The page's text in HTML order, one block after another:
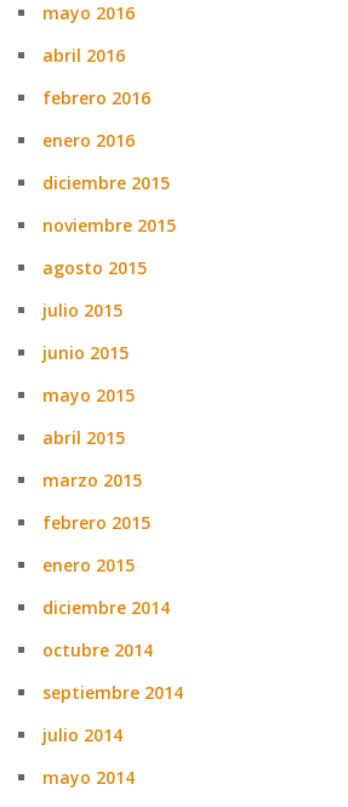
mayo 2016
abril 2016
febrero 2016
enero 2016
diciembre 2015
noviembre 2015
agosto 2015
julio 2015
junio 2015
mayo 2015
abril 2015
marzo 2015
febrero 2015
enero 2015
diciembre 2014
octubre 2014
septiembre 2014
julio 2014
mayo 2014